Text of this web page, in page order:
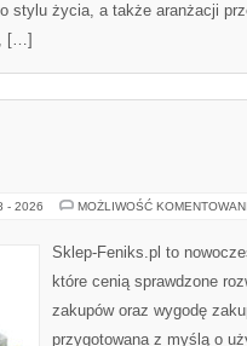
stylu życia, a także aranżacji
[…]
- 2026 MOŻLIWOŚĆ
Sklep-Feniks.pl to
które cenią sprawdzone
zakupów oraz wygodę
przygotowana z myślą o